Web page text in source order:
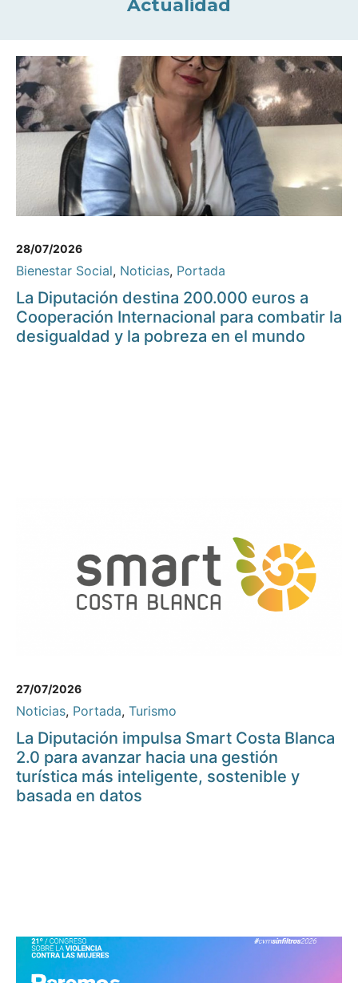
Actualidad
28/07/2026
Bienestar Social, Noticias, Portada
La Diputación destina 200.000 euros a
Cooperación Internacional para combatir la
desigualdad y la pobreza en el mundo
27/07/2026
Noticias, Portada, Turismo
La Diputación impulsa Smart Costa Blanca
2.0 para avanzar hacia una gestión
turística más inteligente, sostenible y
basada en datos